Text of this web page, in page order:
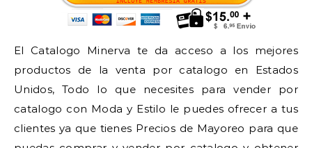
El Catalogo Minerva te da acceso a los mejores
productos de la venta por catalogo en Estados
Unidos, Todo lo que necesites para vender por
catalogo con Moda y Estilo le puedes ofrecer a tus
clientes ya que tienes Precios de Mayoreo para que